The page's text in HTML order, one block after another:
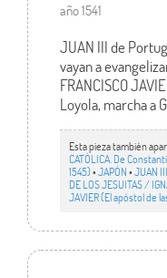
año 1541
JUAN III de
vayan a
FRANCISCO
Loyola, marcha a
Esta pieza también
CATÓLICA. De
1545)•JAPÓN•JUAN
DE LOS JESUITAS /
JAVIER (El apóstol de